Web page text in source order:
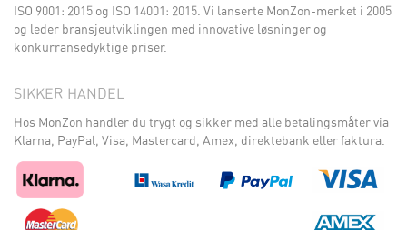
ISO 9001: 2015 og ISO 14001: 2015. Vi lanserte MonZon-merket i 2005
og leder bransjeutviklingen med innovative løsninger og
konkurransedyktige priser.
SIKKER HANDEL
Hos MonZon handler du trygt og sikker med alle betalingsmåter via
Klarna, PayPal, Visa, Mastercard, Amex, direktebank eller faktura.